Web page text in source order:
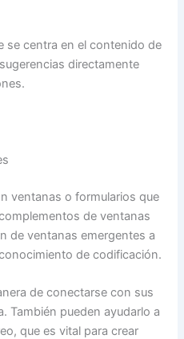
se centra en el contenido de
directamente
ventanas o formularios que
de ventanas
de ventanas emergentes a
de codificación.
de conectarse con sus
También pueden ayudarlo a
que es vital para crear